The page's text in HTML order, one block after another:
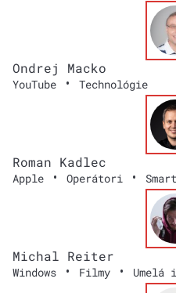
Ondrej Macko
YouTube • Technológie
Roman Kadlec
Apple • Operátori •
Michal Reiter
Windows • Filmy •